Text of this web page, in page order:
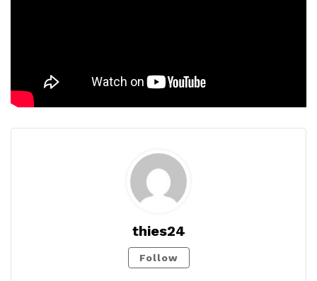
thies24
Follow